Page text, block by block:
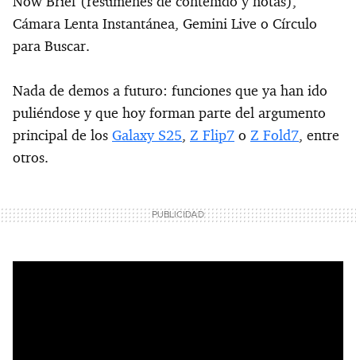
Cámara Lenta Instantánea, Gemini Live o Círculo
para Buscar.
Nada de demos a futuro: funciones que ya han ido
puliéndose y que hoy forman parte del argumento
principal de los Galaxy S25, Z Flip7 o Z Fold7, entre
otros.